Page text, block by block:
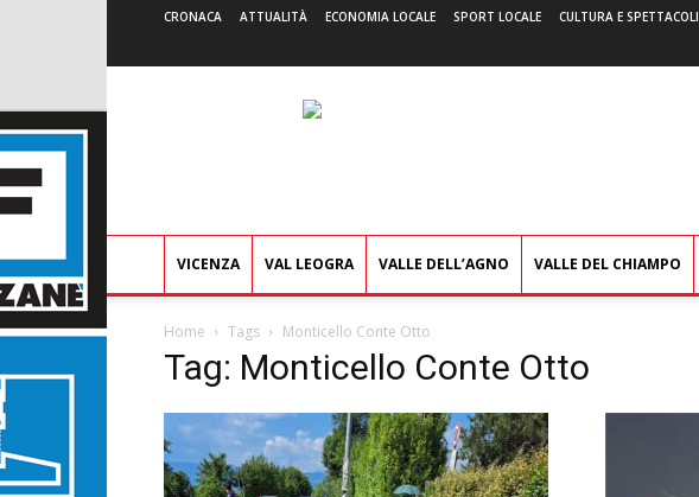
CRONACA ATTUALITÀ ECONOMIA LOCALE SPORT LOCALE CULTURA E SPETTACOLI
VICENZA VAL LEOGRA VALLE DELL’AGNO VALLE DEL CHIAMPO
Home Tags Monticello Conte Otto
Tag: Monticello Conte Otto